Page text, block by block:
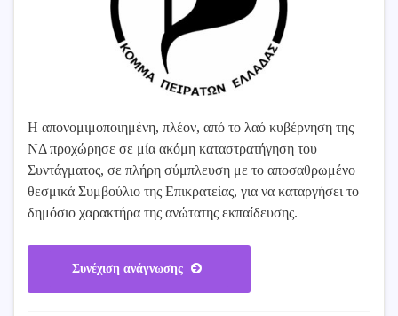
Η απονομιμοποιημένη, πλέον, από το λαό κυβέρνηση της
ΝΔ προχώρησε σε μία ακόμη καταστρατήγηση του
Συντάγματος, σε πλήρη σύμπλευση με το αποσαθρωμένο
θεσμικά Συμβούλιο της Επικρατείας, για να καταργήσει το
δημόσιο χαρακτήρα της ανώτατης εκπαίδευσης.
Συνέχιση ανάγνωσης